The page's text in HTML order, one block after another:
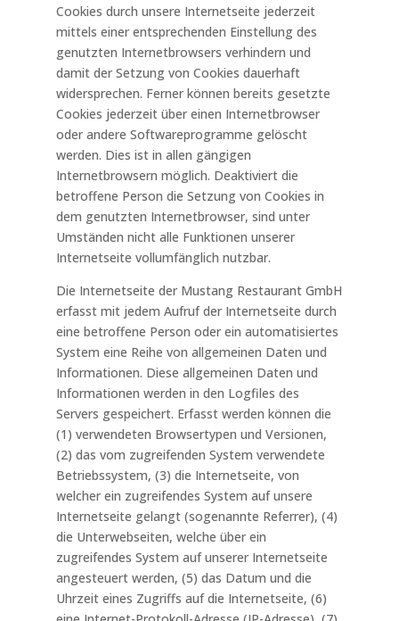
Cookies durch unsere Internetseite jederzeit
mittels einer entsprechenden Einstellung des
genutzten Internetbrowsers verhindern und
damit der Setzung von Cookies dauerhaft
widersprechen. Ferner können bereits gesetzte
Cookies jederzeit über einen Internetbrowser
oder andere Softwareprogramme gelöscht
werden. Dies ist in allen gängigen
Internetbrowsern möglich. Deaktiviert die
betroffene Person die Setzung von Cookies in
dem genutzten Internetbrowser, sind unter
Umständen nicht alle Funktionen unserer
Internetseite vollumfänglich nutzbar.
Die Internetseite der Mustang Restaurant GmbH
erfasst mit jedem Aufruf der Internetseite durch
eine betroffene Person oder ein automatisiertes
System eine Reihe von allgemeinen Daten und
Informationen. Diese allgemeinen Daten und
Informationen werden in den Logfiles des
Servers gespeichert. Erfasst werden können die
(1) verwendeten Browsertypen und Versionen,
(2) das vom zugreifenden System verwendete
Betriebssystem, (3) die Internetseite, von
welcher ein zugreifendes System auf unsere
Internetseite gelangt (sogenannte Referrer), (4)
die Unterwebseiten, welche über ein
zugreifendes System auf unserer Internetseite
angesteuert werden, (5) das Datum und die
Uhrzeit eines Zugriffs auf die Internetseite, (6)